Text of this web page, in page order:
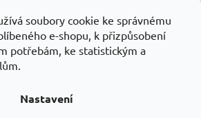
soubory cookie ke správnému
e-shopu, k přizpůsobení
potřebám, ke statistickým a
Nastavení
Možnosti platby:
Vytvořil Shoptet